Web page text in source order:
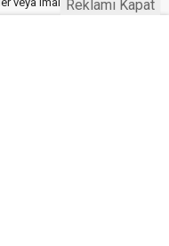
Reklamı Kapat